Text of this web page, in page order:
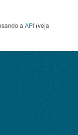
a API (veja